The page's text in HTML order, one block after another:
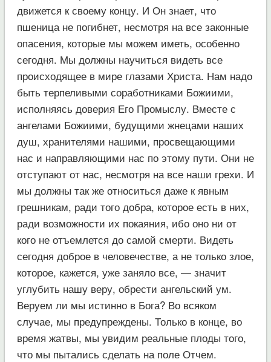
движется к своему концу. И Он знает, что
пшеница не погибнет, несмотря на все законные
опасения, которые мы можем иметь, особенно
сегодня. Мы должны научиться видеть все
происходящее в мире глазами Христа. Нам надо
быть терпеливыми соработниками Божиими,
исполняясь доверия Его Промыслу. Вместе с
ангелами Божиими, будущими жнецами наших
душ, хранителями нашими, просвещающими
нас и направляющими нас по этому пути. Они не
отступают от нас, несмотря на все наши грехи. И
мы должны так же относиться даже к явным
грешникам, ради того добра, которое есть в них,
ради возможности их покаяния, ибо оно ни от
кого не отъемлется до самой смерти. Видеть
сегодня доброе в человечестве, а не только злое,
которое, кажется, уже заняло все, — значит
углубить нашу веру, обрести ангельский ум.
Веруем ли мы истинно в Бога? Во всяком
случае, мы предупреждены. Только в конце, во
время жатвы, мы увидим реальные плоды того,
что мы пытались сделать на поле Отчем.